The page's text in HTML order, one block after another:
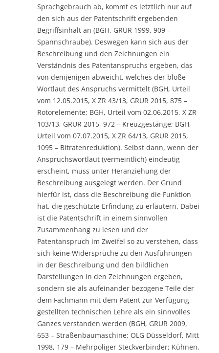
Sprachgebrauch ab, kommt es letztlich nur auf
den sich aus der Patentschrift ergebenden
Begriffsinhalt an (BGH, GRUR 1999, 909 –
Spannschraube). Deswegen kann sich aus der
Beschreibung und den Zeichnungen ein
Verständnis des Patentanspruchs ergeben, das
von demjenigen abweicht, welches der bloße
Wortlaut des Anspruchs vermittelt (BGH, Urteil
vom 12.05.2015, X ZR 43/13, GRUR 2015, 875 –
Rotorelemente; BGH, Urteil vom 02.06.2015, X ZR
103/13, GRUR 2015, 972 – Kreuzgestänge; BGH,
Urteil vom 07.07.2015, X ZR 64/13, GRUR 2015,
1095 – Bitratenreduktion). Selbst dann, wenn der
Anspruchswortlaut (vermeintlich) eindeutig
erscheint, muss unter Heranziehung der
Beschreibung ausgelegt werden. Der Grund
hierfür ist, dass die Beschreibung die Funktion
hat, die geschützte Erfindung zu erläutern. Dabei
ist die Patentschrift in einem sinnvollen
Zusammenhang zu lesen und der
Patentanspruch im Zweifel so zu verstehen, dass
sich keine Widersprüche zu den Ausführungen
in der Beschreibung und den bildlichen
Darstellungen in den Zeichnungen ergeben,
sondern sie als aufeinander bezogene Teile der
dem Fachmann mit dem Patent zur Verfügung
gestellten technischen Lehre als ein sinnvolles
Ganzes verstanden werden (BGH, GRUR 2009,
653 – Straßenbaumaschine; OLG Düsseldorf, Mitt
1998, 179 – Mehrpoliger Steckverbinder; Kühnen,